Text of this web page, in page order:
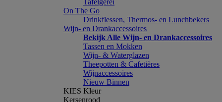
Tafelgerei
On The Go
Drinkflessen, Thermos- en Lunchbekers
Wijn- en Drankaccessoires
Bekijk Alle Wijn- en Drankaccessoires
Tassen en Mokken
Wijn- & Waterglazen
Theepotten & Cafetières
Wijnaccessoires
Nieuw Binnen
KIES Kleur
Kersenrood